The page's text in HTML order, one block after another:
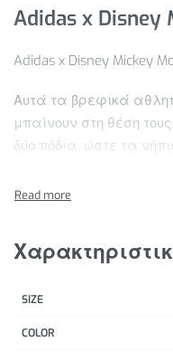
Adidas x Disney
Adidas x Disney Mickey
Αυτά τα βρεφικά
μπαίνουν στη θέση
δύο πόδια, ώστε τα
μέρος με επένδυση
χαρακτήρες της
SIZE
COLOR